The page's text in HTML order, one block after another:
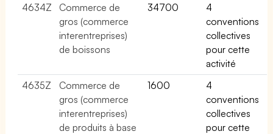
4634Z
Commerce de
gros (commerce
interentreprises)
de boissons
34700
4
conventions
collectives
pour cette
activité
4635Z
Commerce de
gros (commerce
interentreprises)
de produits à base
1600
4
conventions
collectives
pour cette